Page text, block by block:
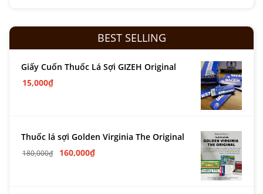
BEST SELLING
Giấy Cuốn Thuốc Lá Sợi GIZEH Original
15,000₫
Thuốc lá sợi Golden Virginia The Original
180,000₫ 160,000₫